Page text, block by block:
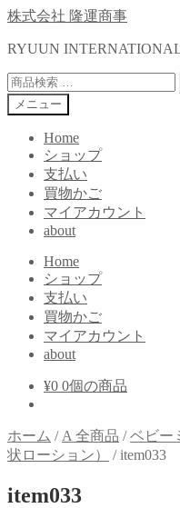
ナ
ゲ
ー
シ
ョ
コ
テ
ン
ツ
へ
株式会社 隆運商事
RYUUN
検
索
対
メニュー
Home
ショップ
支払い
買物かご
マイアカウント
about
Home
ショップ
支払い
買物かご
マイアカウント
about
¥0 0個の商品
ホーム / A 全商品 /ベビー
状ローション）
/item033
item033